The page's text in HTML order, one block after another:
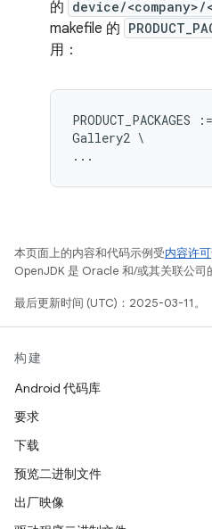
的 device/
makefile 的
用：
PRODUCT_PACKAGES
Gallery2 \
本页面上的内容和代码示例受内容许可
OpenJDK 是 Oracle 和/或其关联公司
最后更新时间 (UTC)：2025-03-11。
构建
Android 代码库
要求
下载
预览二进制文件
出厂映像